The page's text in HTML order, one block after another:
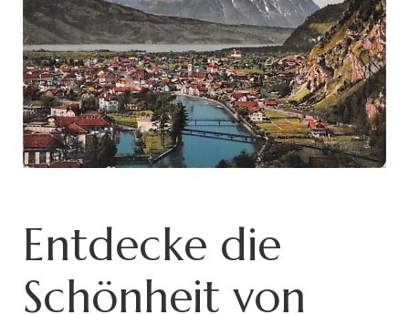
Entdecke die
Schönheit von